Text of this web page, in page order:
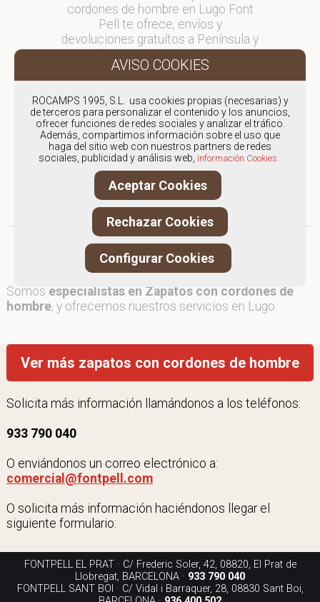
cordones de hombre en Lugo Font
Pell te ofrece, envíos y
devoluciones gratuítos a Península y
consultar
en comercial@fontpell.com.
Los envíos a Lugo gestionados
entre semana se entregarán en
menos de 48 horas; los pedidos
realizados en fin de semana, el
producto se enviará a partir del
lunes.
Somos especialistas en Zapatos con cordones de
hombre, y ofrecemos nuestros servicios en Lugo.
Ver más zapatos con cordones de hombre
Solicita más información llamándonos a los teléfonos:
933 790 040
O enviándonos un correo electrónico a:
comercial@fontpell.com
O solicita más información haciéndonos llegar el
siguiente formulario:
FONTPELL EL PRAT · C/ Frederic Soler, 42, 08820, El Prat de
Llobregat, BARCELONA · 933 790 040
FONTPELL SANT BOI · C/ Vidal i Barraquer, 28, 08830 Sant Boi,
ROCAMPS 1995, S.L. usa cookies propias (necesarias) y
de terceros para personalizar el contenido y los anuncios,
ofrecer funciones de redes sociales y analizar el tráfico.
Además, compartimos información sobre el uso que
haga del sitio web con nuestros partners de redes
sociales, publicidad y análisis web, Información Cookies.
Aceptar Cookies
Rechazar Cookies
Configurar Cookies